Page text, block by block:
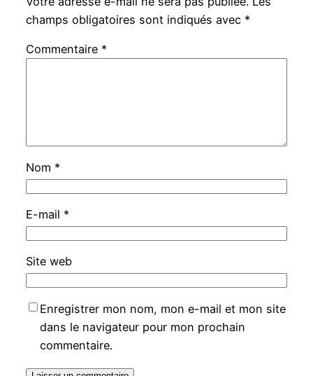
champs obligatoires sont indiqués avec *
Commentaire *
Nom *
E-mail *
Site web
Enregistrer mon nom, mon e-mail et mon site
dans le navigateur pour mon prochain
commentaire.